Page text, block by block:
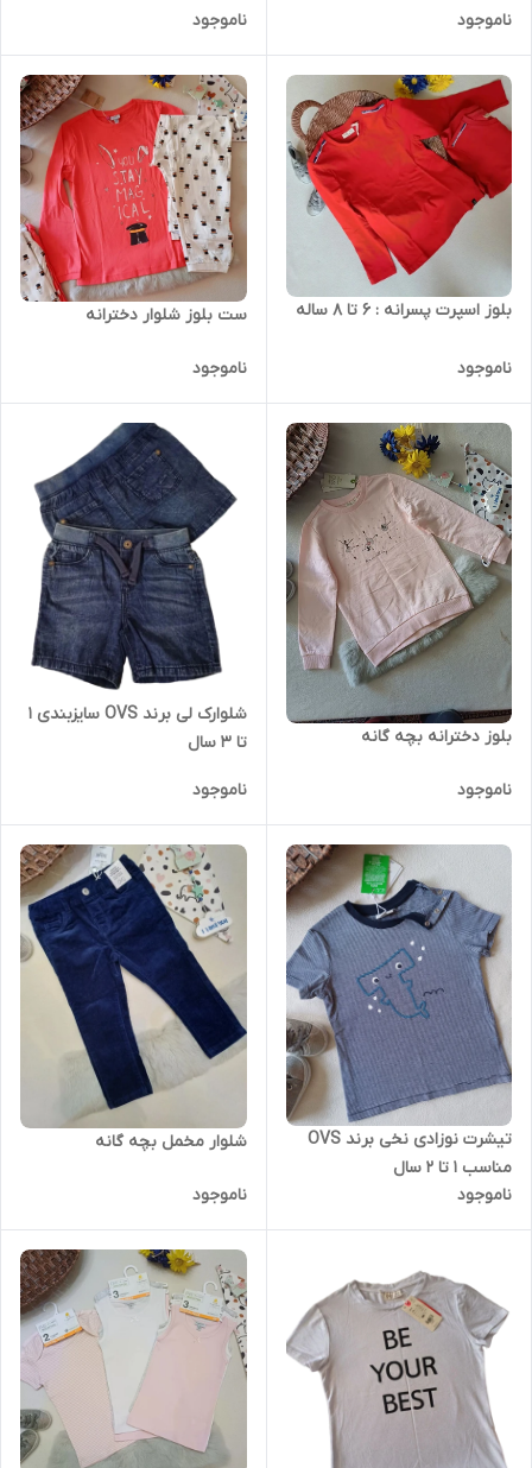
ناموجود
ناموجود
بلوز اسپرت پسرانه : 6 تا 8 ساله
ناموجود
ست بلوز شلوار دخترانه
ناموجود
بلوز دخترانه بچه گانه
ناموجود
شلوارک لی برند OVS سایزبندی 1
تا 3 سال
ناموجود
تیشرت نوزادی نخی برند OVS
مناسب 1 تا 2 سال
ناموجود
شلوار مخمل بچه گانه
ناموجود